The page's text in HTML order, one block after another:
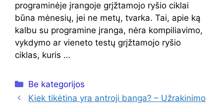
programinėje įrangoje grįžtamojo ryšio ciklai
būna mėnesių, jei ne metų, tvarka. Tai, apie ką
kalbu su programine įranga, nėra kompiliavimo,
vykdymo ar vieneto testų grįžtamojo ryšio
ciklas, kuris …
Kategorijos
Be kategorijos
Kiek tikėtina yra antroji banga? – Užrakinimo